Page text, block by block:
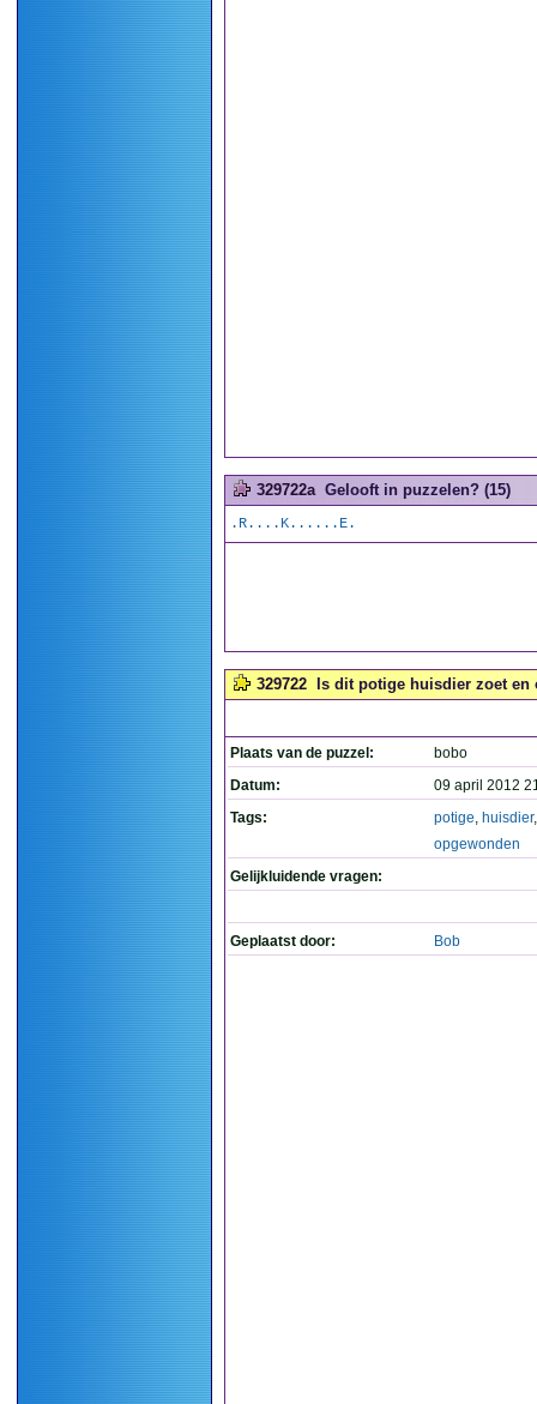
329722a Gelooft in puzzelen? (15)
.R....K......E.
329722 Is dit potige huisdier zoet en
Plaats van de puzzel:
bobo
Datum:
09 april 2012
Tags:
potige, huisdier
opgewonden
Gelijkluidende vragen:
Geplaatst door: Bob